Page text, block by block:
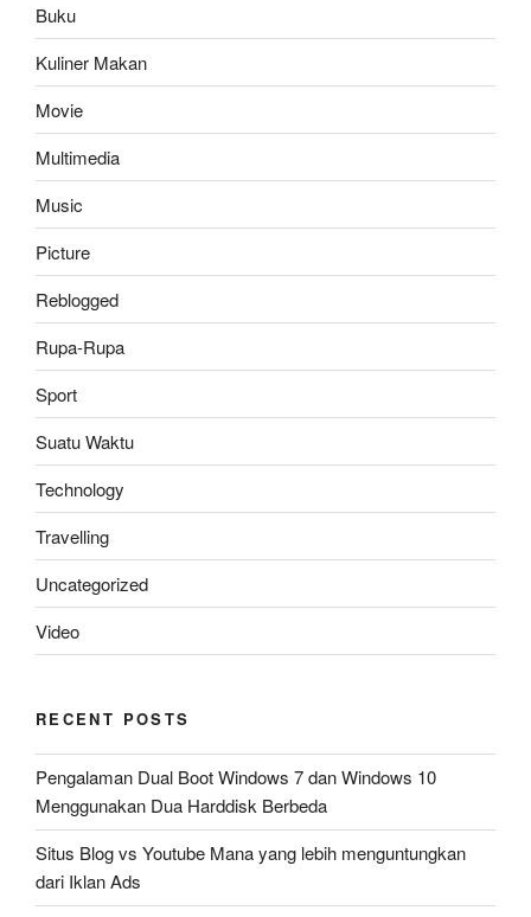
Buku
Kuliner Makan
Movie
Multimedia
Music
Picture
Reblogged
Rupa-Rupa
Sport
Suatu Waktu
Technology
Travelling
Uncategorized
Video
RECENT POSTS
Pengalaman Dual Boot Windows 7 dan Windows 10
Menggunakan Dua Harddisk Berbeda
Situs Blog vs Youtube Mana yang lebih menguntungkan
dari Iklan Ads